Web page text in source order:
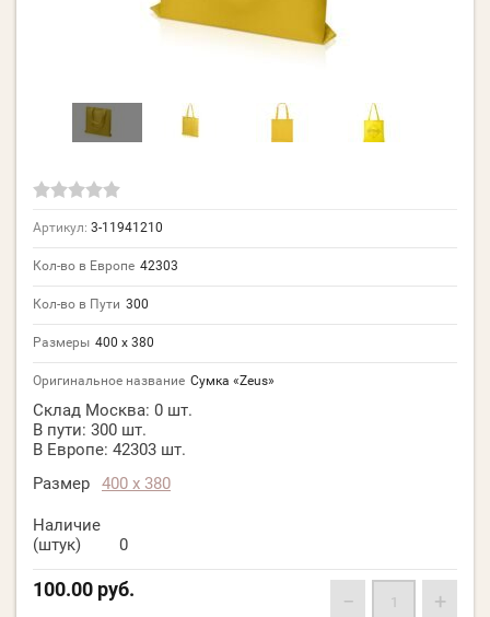
Артикул: 3-11941210
Кол-во в Европе 42303
Кол-во в Пути 300
Размеры 400 х 380
Оригинальное название Сумка «Zeus»
Склад Москва: 0 шт.
В пути: 300 шт.
В Европе: 42303 шт.
Размер
400 х 380
Наличие
(штук)
0
100.00 руб. − +